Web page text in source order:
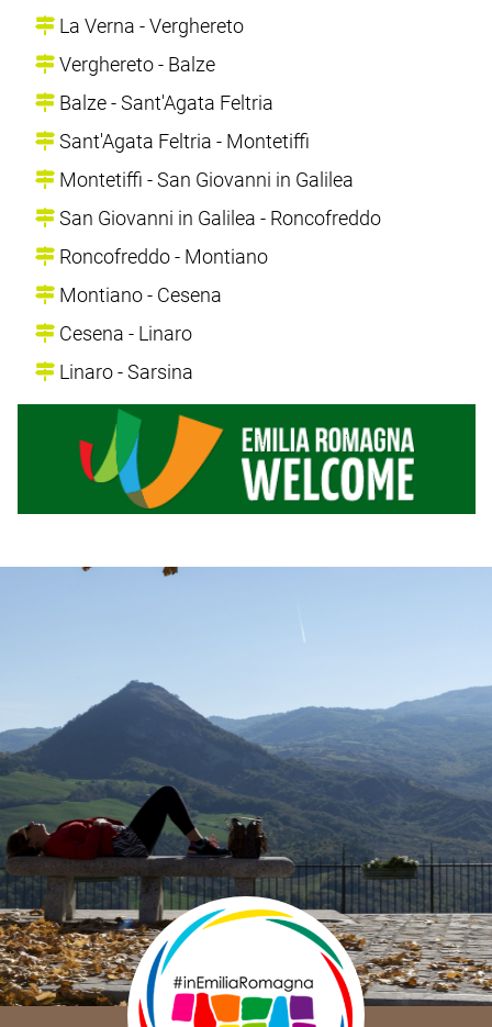
La Verna - Verghereto
Verghereto - Balze
Balze - Sant'Agata Feltria
Sant'Agata Feltria - Montetiffi
Montetiffi - San Giovanni in Galilea
San Giovanni in Galilea - Roncofreddo
Roncofreddo - Montiano
Montiano - Cesena
Cesena - Linaro
Linaro - Sarsina